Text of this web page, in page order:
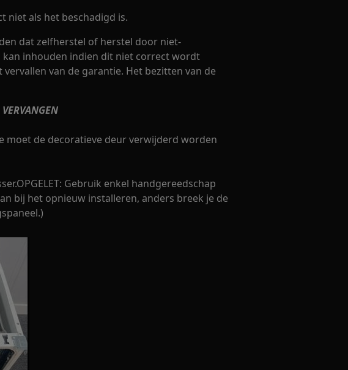
niet als het beschadigd is.
dat zelfherstel of herstel door niet-
inhouden indien dit niet correct wordt
van de garantie. Het bezitten van de
moet de decoratieve deur verwijderd worden
Gebruik enkel handgereedschap
bij het opnieuw installeren, anders breek je de